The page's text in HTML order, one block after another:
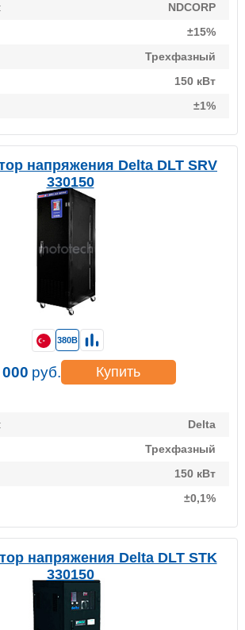
NDCORP
±15%
Трехфазный
150 кВт
±1%
напряжения Delta DLT SRV
330150
Delta
Трехфазный
150 кВт
±0,1%
380В
руб. Купить
напряжения Delta DLT STK
330150